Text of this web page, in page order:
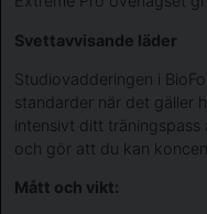
Svettavvisande läder
Studiovadderingen i
standarder när det gäller
intensivt ditt träningspass
och gör att du kan
Mått och vikt: